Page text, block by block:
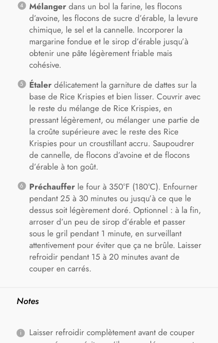
Mélangerdans un bol la farine, les flocons
d’avoine, les flocons de sucre d’érable, la levure
chimique, le sel et la cannelle. Incorporer la
margarine fondue et le sirop d’érable jusqu’à
obtenir une pâte légèrement friable mais
cohésive.
Étalerdélicatement la garniture de dattes sur la
base de Rice Krispies et bien lisser. Couvrir avec
le reste du mélange de Rice Krispies, en
pressant légèrement, ou mélanger une partie de
la croûte supérieure avec le reste des Rice
Krispies pour un croustillant accru. Saupoudrer
de cannelle, de flocons d’avoine et de flocons
d’érable à ton goût.
Préchaufferle four à 350°F (180°C). Enfourner
pendant 25 à 30 minutes ou jusqu’à ce que le
dessus soit légèrement doré. Optionnel : à la fin,
arroser d’un peu de sirop d’érable et passer
sous le gril pendant 1 minute, en surveillant
attentivement pour éviter que ça ne brûle. Laisser
refroidir pendant 15 à 20 minutes avant de
couper en carrés.
Notes
Laisser refroidir complètement avant de couper